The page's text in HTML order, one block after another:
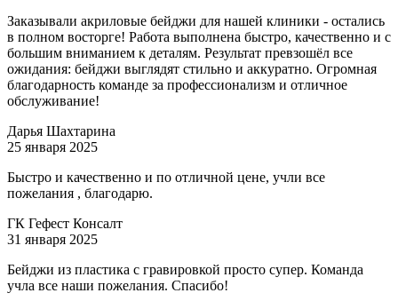
Заказывали акриловые бейджи для нашей клиники - остались
в полном восторге! Работа выполнена быстро, качественно и с
большим вниманием к деталям. Результат превзошёл все
ожидания: бейджи выглядят стильно и аккуратно. Огромная
благодарность команде за профессионализм и отличное
обслуживание!
Дарья Шахтарина
25 января 2025
Быстро и качественно и по отличной цене, учли все
пожелания , благодарю.
ГК Гефест Консалт
31 января 2025
Бейджи из пластика с гравировкой просто супер. Команда
учла все наши пожелания. Спасибо!